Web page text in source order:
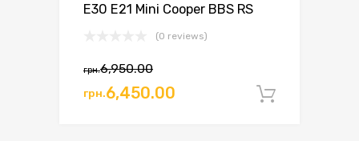
E30 E21 Mini Cooper BBS RS
(0 reviews)
грн.6,950.00
Оригінальна
грн.6,450.00